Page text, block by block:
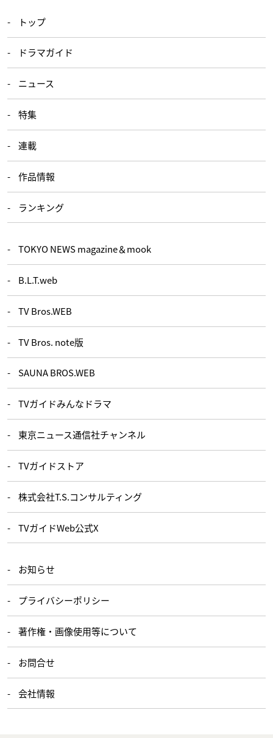
トップ
ドラマガイド
ニュース
特集
連載
作品情報
ランキング
TOKYO NEWS magazine＆mook
B.L.T.web
TV Bros.WEB
TV Bros. note版
SAUNA BROS.WEB
TVガイドみんなドラマ
東京ニュース通信社チャンネル
TVガイドストア
株式会社T.S.コンサルティング
TVガイドWeb公式X
お知らせ
プライバシーポリシー
著作権・画像使用等について
お問合せ
会社情報